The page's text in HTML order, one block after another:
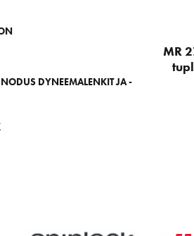
DYNEEMALENKIT JA -
MR